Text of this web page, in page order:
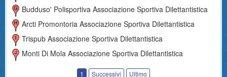
Budduso' Polisportiva Associazione Sportiva Dilettantistica
Arcti Promontoria Associazione Sportiva Dilettantistica
Trispub Associazione Sportiva Dilettantistica
Monti Di Mola Associazione Sportiva Dilettantistica
1 Successivi Ultimo